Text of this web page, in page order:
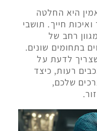
היא החלטה
חייך. תושבי
רחב של
בתחומים שונים.
לדעת על
רעות, כיצד
שלכם,